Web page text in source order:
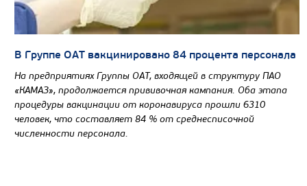
В Группе ОАТ вакцинировано 84 процента персонала
На предприятиях Группы ОАТ, входящей в структуру ПАО
«КАМАЗ», продолжается прививочная кампания. Оба этапа
процедуры вакцинации от коронавируса прошли 6310
человек, что составляет 84 % от среднесписочной
численности персонала.